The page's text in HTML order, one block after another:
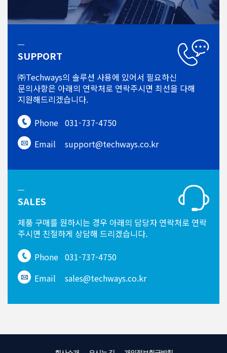
SUPPORT
㈜Techways의 솔루션 사용에 있어서 필요하신
문의사항은 아래의 연락처로 연락주시면 최선을 다해
지원해드리겠습니다.
Phone 031-737-4750
Email
support@techways.co.kr
SALES
제품 구매를 원하시는 경우 아래의 담당자 연락처로 연락
주시면 친절하게 상담해 드리겠습니다.
Phone 031-737-4750
Email
sales@techways.co.kr